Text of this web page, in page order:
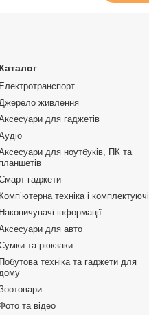
Каталог
Електротранспорт
живлення
для гаджетів
для ноутбуків, ПК та
планшетів
гаджети
Компʼютерна техніка і комплектуючі
Накопичувачі інформації
для авто
та рюкзаки
Побутова техніка та гаджети для
та відео